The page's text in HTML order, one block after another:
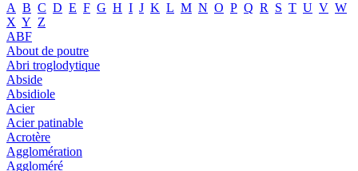
A B C D E F G H I J K L M N O P Q R S T U V W
X Y Z
ABF
About de poutre
Abri troglodytique
Abside
Absidiole
Acier
Acier patinable
Acrotère
Agglomération
Aggloméré